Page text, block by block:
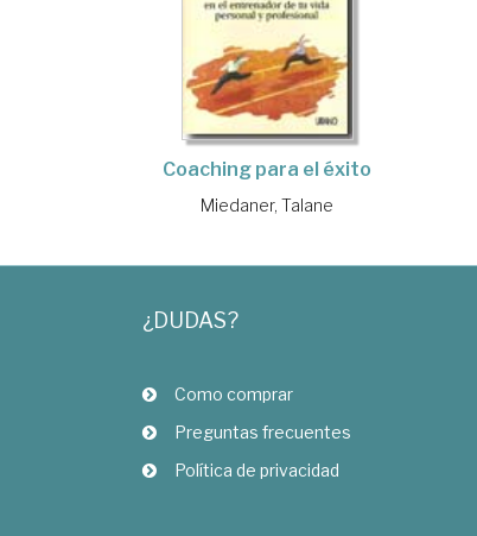
Coaching para el éxito
Miedaner, Talane
¿DUDAS?
Como comprar
Preguntas frecuentes
Política de privacidad